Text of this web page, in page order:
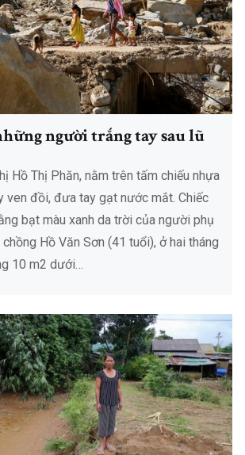
người trắng tay sau lũ
Hồ Thị Phăn, nằm trên tấm chiếu nhựa
ven đồi, đưa tay gạt nước mắt. Chiếc
bạt màu xanh da trời của người phụ
Hồ Văn Sơn (41 tuổi), ở hai tháng
10 m2 dưới…